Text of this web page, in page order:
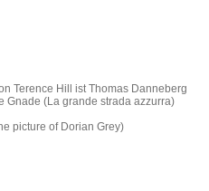
Terence Hill ist Thomas Danneberg
Gnade (La grande strada azzurra)
picture of Dorian Grey)